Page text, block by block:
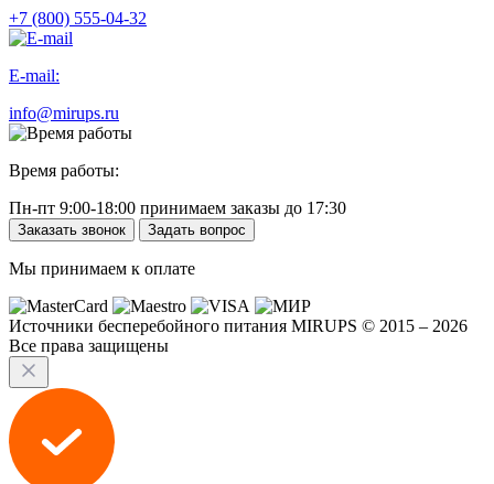
+7 (800) 555-04-32
E-mail:
info@mirups.ru
Время работы:
Пн-пт 9:00-18:00 принимаем заказы до 17:30
Заказать звонок Задать вопрос
Мы принимаем к оплате
Источники бесперебойного питания MIRUPS © 2015 – 2026
Все права защищены